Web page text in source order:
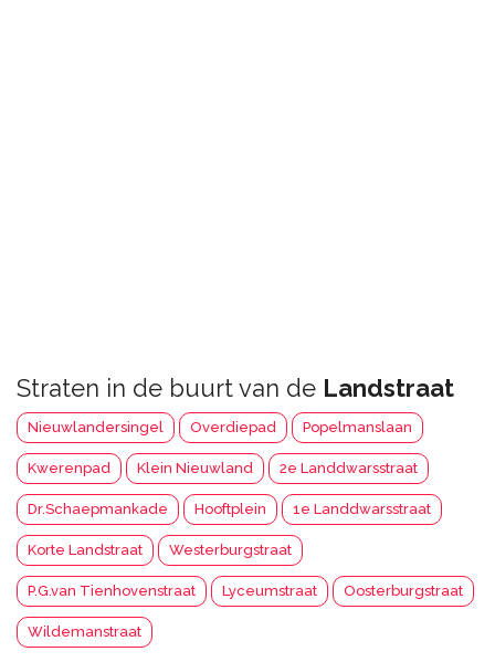
Straten in de buurt van de Landstraat
Nieuwlandersingel Overdiepad Popelmanslaan
Kwerenpad Klein Nieuwland 2e Landdwarsstraat
Dr.Schaepmankade Hooftplein 1e Landdwarsstraat
Korte Landstraat Westerburgstraat
P.G.van Tienhovenstraat Lyceumstraat Oosterburgstraat
Wildemanstraat